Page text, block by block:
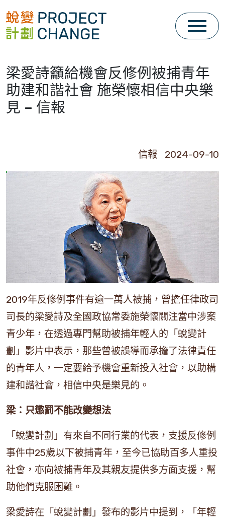
Skip
to
梁愛詩籲給機會反修例被捕青年
助建和諧社會 施榮懷相信中央樂
見 – 信報
信報 2024-09-10
2019年反修例事件有逾一萬人被捕，曾擔任律政司
司長的梁愛詩及全國政協常委施榮懷關注當中涉案
青少年，在透過專門幫助被捕年輕人的「蛻變計
劃」影片中表示，那些曾被誤導而承擔了法律責任
的青年人，一定要給予機會重新投入社會，以助構
建和諧社會，相信中央是樂見的。
梁：只懲罰不能改變想法
「蛻變計劃」有來自不同行業的代表，支援反修例
事件中25歲以下被捕青年，至今已協助百多人重投
社會，亦向被捕青年及其親友提供多方面支援，幫
助他們克服困難。
梁愛詩在「蛻變計劃」發布的影片中提到，「年輕